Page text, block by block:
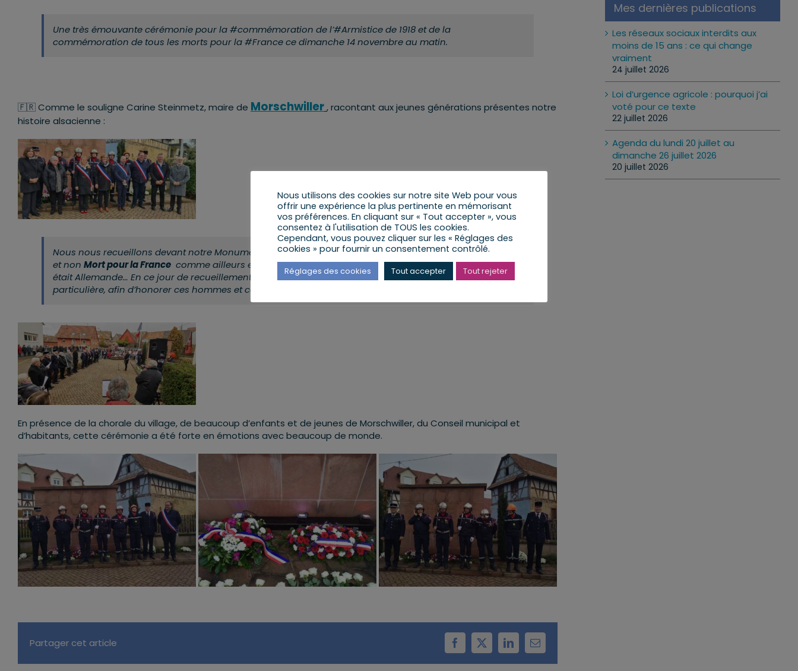
Une très émouvante cérémonie pour la #commémoration de l’#Armistice de 1918 et de la
commémoration de tous les morts pour la #France ce dimanche 14 novembre au matin.
🇫🇷 Comme le souligne Carine Steinmetz, maire de Morschwiller, racontant aux jeunes générations présentes notre
histoire alsacienne :
Nous nous recueillons devant notre Monument aux Morts ou nous pouvons lire l’inscriptionÀ nos Morts
et non Mort pour la France comme ailleurs en France… En effet, n’oublions pas qu’à l’époque notre Alsace
était Allemande… En ce jour de recueillement, nous devons oser affirmer avec fierté notre histoire
particulière, afin d’honorer ces hommes et ces femmes tombés au combat. »
En présence de la chorale du village, de beaucoup d’enfants et de jeunes de Morschwiller, du Conseil municipal et
d’habitants, cette cérémonie a été forte en émotions avec beaucoup de monde.
Partager cet article Facebook
X LinkedInEmail
Mes dernières publications
Les réseaux sociaux interdits aux
moins de 15 ans : ce qui change
vraiment
24 juillet 2026
Loi d’urgence agricole : pourquoi j’ai
voté pour ce texte
22 juillet 2026
Agenda du lundi 20 juillet au
dimanche 26 juillet 2026
20 juillet 2026
Nous utilisons des cookies sur notre site Web pour vous
offrir une expérience la plus pertinente en mémorisant
vos préférences. En cliquant sur « Tout accepter », vous
consentez à l'utilisation de TOUS les cookies.
Cependant, vous pouvez cliquer sur les « Réglages des
cookies » pour fournir un consentement contrôlé.
Réglages des cookies Tout accepter Tout rejeter